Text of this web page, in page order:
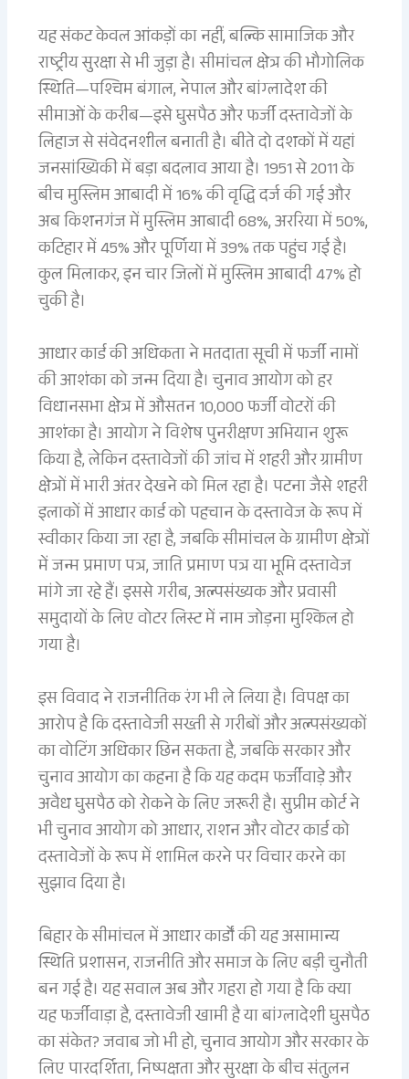
यह संकट केवल आंकड़ों का नहीं, बल्कि सामाजिक और
राष्ट्रीय सुरक्षा से भी जुड़ा है। सीमांचल क्षेत्र की भौगोलिक
स्थिति—पश्चिम बंगाल, नेपाल और बांग्लादेश की
सीमाओं के करीब—इसे घुसपैठ और फर्जी दस्तावेजों के
लिहाज से संवेदनशील बनाती है। बीते दो दशकों में यहां
जनसांख्यिकी में बड़ा बदलाव आया है। 1951 से 2011 के
बीच मुस्लिम आबादी में 16% की वृद्धि दर्ज की गई और
अब किशनगंज में मुस्लिम आबादी 68%, अररिया में 50%,
कटिहार में 45% और पूर्णिया में 39% तक पहुंच गई है।
कुल मिलाकर, इन चार जिलों में मुस्लिम आबादी 47% हो
चुकी है।
आधार कार्ड की अधिकता ने मतदाता सूची में फर्जी नामों
की आशंका को जन्म दिया है। चुनाव आयोग को हर
विधानसभा क्षेत्र में औसतन 10,000 फर्जी वोटरों की
आशंका है। आयोग ने विशेष पुनरीक्षण अभियान शुरू
किया है, लेकिन दस्तावेजों की जांच में शहरी और ग्रामीण
क्षेत्रों में भारी अंतर देखने को मिल रहा है। पटना जैसे शहरी
इलाकों में आधार कार्ड को पहचान के दस्तावेज के रूप में
स्वीकार किया जा रहा है, जबकि सीमांचल के ग्रामीण क्षेत्रों
में जन्म प्रमाण पत्र, जाति प्रमाण पत्र या भूमि दस्तावेज
मांगे जा रहे हैं। इससे गरीब, अल्पसंख्यक और प्रवासी
समुदायों के लिए वोटर लिस्ट में नाम जोड़ना मुश्किल हो
गया है।
इस विवाद ने राजनीतिक रंग भी ले लिया है। विपक्ष का
आरोप है कि दस्तावेजी सख्ती से गरीबों और अल्पसंख्यकों
का वोटिंग अधिकार छिन सकता है, जबकि सरकार और
चुनाव आयोग का कहना है कि यह कदम फर्जीवाड़े और
अवैध घुसपैठ को रोकने के लिए जरूरी है। सुप्रीम कोर्ट ने
भी चुनाव आयोग को आधार, राशन और वोटर कार्ड को
दस्तावेजों के रूप में शामिल करने पर विचार करने का
सुझाव दिया है।
बिहार के सीमांचल में आधार कार्डों की यह असामान्य
स्थिति प्रशासन, राजनीति और समाज के लिए बड़ी चुनौती
बन गई है। यह सवाल अब और गहरा हो गया है कि क्या
यह फर्जीवाड़ा है, दस्तावेजी खामी है या बांग्लादेशी घुसपैठ
का संकेत? जवाब जो भी हो, चुनाव आयोग और सरकार के
लिए पारदर्शिता, निष्पक्षता और सुरक्षा के बीच संतुलन